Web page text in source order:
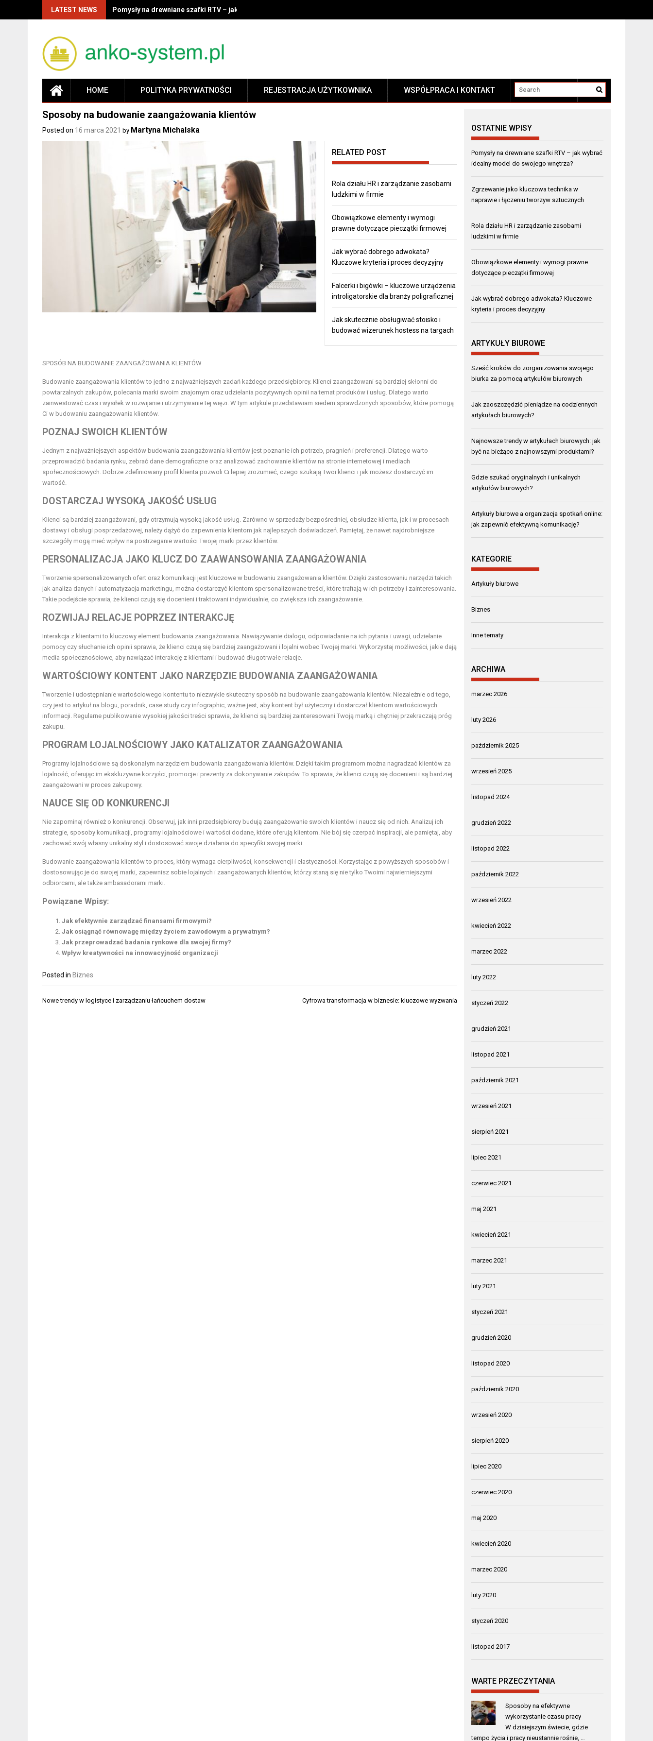
LATEST NEWS Pomysły na drewniane szafki RTV – jak wybrać idealny model do swojego wnętrza?
HOME POLITYKA PRYWATNOŚCI REJESTRACJA UŻYTKOWNIKA WSPÓŁPRACA I KONTAKT KONTAKT
Sposoby na budowanie zaangażowania klientów
Posted on 16 marca 2021 by Martyna Michalska
RELATED POST
Rola działu HR i zarządzanie zasobami
ludzkimi w firmie
Obowiązkowe elementy i wymogi
prawne dotyczące pieczątki firmowej
Jak wybrać dobrego adwokata?
Kluczowe kryteria i proces decyzyjny
Falcerki i bigówki – kluczowe urządzenia
introligatorskie dla branży poligraficznej
Jak skutecznie obsługiwać stoisko i
budować wizerunek hostess na targach
SPOSÓB NA BUDOWANIE ZAANGAŻOWANIA KLIENTÓW
Budowanie zaangażowania klientów to jedno z najważniejszych zadań każdego przedsiębiorcy. Klienci zaangażowani są bardziej skłonni do
powtarzalnych zakupów, polecania marki swoim znajomym oraz udzielania pozytywnych opinii na temat produków i usług. Dlatego warto
zainwestować czas i wysiłek w rozwijanie i utrzymywanie tej więzi. W tym artykule przedstawiam siedem sprawdzonych sposobów, które pomogą
Ci w budowaniu zaangażowania klientów.
POZNAJ SWOICH KLIENTÓW
Jednym z najważniejszych aspektów budowania zaangażowania klientów jest poznanie ich potrzeb, pragnień i preferencji. Dlatego warto
przeprowadzić badania rynku, zebrać dane demograficzne oraz analizować zachowanie klientów na stronie internetowej i mediach
społecznościowych. Dobrze zdefiniowany profil klienta pozwoli Ci lepiej zrozumieć, czego szukają Twoi klienci i jak możesz dostarczyć im
wartość.
DOSTARCZAJ WYSOKĄ JAKOŚĆ USŁUG
Klienci są bardziej zaangażowani, gdy otrzymują wysoką jakość usług. Zarówno w sprzedaży bezpośredniej, obsłudze klienta, jak i w procesach
dostawy i obsługi posprzedażowej, należy dążyć do zapewnienia klientom jak najlepszych doświadczeń. Pamiętaj, że nawet najdrobniejsze
szczegóły mogą mieć wpływ na postrzeganie wartości Twojej marki przez klientów.
PERSONALIZACJA JAKO KLUCZ DO ZAAWANSOWANIA ZAANGAŻOWANIA
Tworzenie spersonalizowanych ofert oraz komunikacji jest kluczowe w budowaniu zaangażowania klientów. Dzięki zastosowaniu narzędzi takich
jak analiza danych i automatyzacja marketingu, można dostarczyć klientom spersonalizowane treści, które trafiają w ich potrzeby i zainteresowania.
Takie podejście sprawia, że klienci czują się docenieni i traktowani indywidualnie, co zwiększa ich zaangażowanie.
ROZWIJAJ RELACJE POPRZEZ INTERAKCJĘ
Interakcja z klientami to kluczowy element budowania zaangażowania. Nawiązywanie dialogu, odpowiadanie na ich pytania i uwagi, udzielanie
pomocy czy słuchanie ich opinii sprawia, że klienci czują się bardziej zaangażowani i lojalni wobec Twojej marki. Wykorzystaj możliwości, jakie dają
media społecznościowe, aby nawiązać interakcję z klientami i budować długotrwałe relacje.
WARTOŚCIOWY KONTENT JAKO NARZĘDZIE BUDOWANIA ZAANGAŻOWANIA
Tworzenie i udostępnianie wartościowego kontentu to niezwykle skuteczny sposób na budowanie zaangażowania klientów. Niezależnie od tego,
czy jest to artykuł na blogu, poradnik, case study czy infographic, ważne jest, aby kontent był użyteczny i dostarczał klientom wartościowych
informacji. Regularne publikowanie wysokiej jakości treści sprawia, że klienci są bardziej zainteresowani Twoją marką i chętniej przekraczają próg
zakupu.
PROGRAM LOJALNOŚCIOWY JAKO KATALIZATOR ZAANGAŻOWANIA
Programy lojalnościowe są doskonałym narzędziem budowania zaangażowania klientów. Dzięki takim programom można nagradzać klientów za
lojalność, oferując im ekskluzywne korzyści, promocje i prezenty za dokonywanie zakupów. To sprawia, że klienci czują się docenieni i są bardziej
zaangażowani w proces zakupowy.
NAUCE SIĘ OD KONKURENCJI
Nie zapominaj również o konkurencji. Obserwuj, jak inni przedsiębiorcy budują zaangażowanie swoich klientów i naucz się od nich. Analizuj ich
strategie, sposoby komunikacji, programy lojalnościowe i wartości dodane, które oferują klientom. Nie bój się czerpać inspiracji, ale pamiętaj, aby
zachować swój własny unikalny styl i dostosować swoje działania do specyfiki swojej marki.
Budowanie zaangażowania klientów to proces, który wymaga cierpliwości, konsekwencji i elastyczności. Korzystając z powyższych sposobów i
dostosowując je do swojej marki, zapewnisz sobie lojalnych i zaangażowanych klientów, którzy staną się nie tylko Twoimi najwierniejszymi
odbiorcami, ale także ambasadorami marki.
Powiązane Wpisy:
Jak efektywnie zarządzać finansami firmowymi?
Jak osiągnąć równowagę między życiem zawodowym a prywatnym?
Jak przeprowadzać badania rynkowe dla swojej firmy?
Wpływ kreatywności na innowacyjność organizacji
Posted in Biznes
Nawigacja
Nowe trendy w logistyce i zarządzaniu łańcuchem dostaw Cyfrowa transformacja w biznesie: kluczowe wyzwania
OSTATNIE WPISY
Pomysły na drewniane szafki RTV – jak wybrać
idealny model do swojego wnętrza?
Zgrzewanie jako kluczowa technika w
naprawie i łączeniu tworzyw sztucznych
Rola działu HR i zarządzanie zasobami
ludzkimi w firmie
Obowiązkowe elementy i wymogi prawne
dotyczące pieczątki firmowej
Jak wybrać dobrego adwokata? Kluczowe
kryteria i proces decyzyjny
ARTYKUŁY BIUROWE
Sześć kroków do zorganizowania swojego
biurka za pomocą artykułów biurowych
Jak zaoszczędzić pieniądze na codziennych
artykułach biurowych?
Najnowsze trendy w artykułach biurowych: jak
być na bieżąco z najnowszymi produktami?
Gdzie szukać oryginalnych i unikalnych
artykułów biurowych?
Artykuły biurowe a organizacja spotkań online:
jak zapewnić efektywną komunikację?
KATEGORIE
Artykuły biurowe
Biznes
Inne tematy
ARCHIWA
marzec 2026
luty 2026
październik 2025
wrzesień 2025
listopad 2024
grudzień 2022
listopad 2022
październik 2022
wrzesień 2022
kwiecień 2022
marzec 2022
luty 2022
styczeń 2022
grudzień 2021
listopad 2021
październik 2021
wrzesień 2021
sierpień 2021
lipiec 2021
czerwiec 2021
maj 2021
kwiecień 2021
marzec 2021
luty 2021
styczeń 2021
grudzień 2020
listopad 2020
październik 2020
wrzesień 2020
sierpień 2020
lipiec 2020
czerwiec 2020
maj 2020
kwiecień 2020
marzec 2020
luty 2020
styczeń 2020
listopad 2017
WARTE PRZECZYTANIA
Sposoby na efektywne
wykorzystanie czasu pracy
W dzisiejszym świecie, gdzie
tempo życia i pracy nieustannie rośnie, …